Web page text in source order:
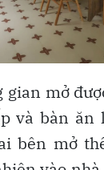
gian mở
và bàn ăn
bên mở